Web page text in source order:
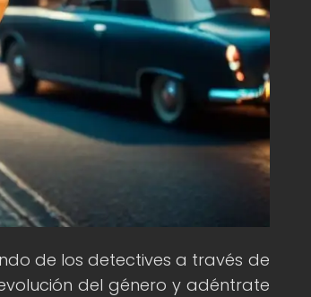
de los detectives a través de
del género y adéntrate